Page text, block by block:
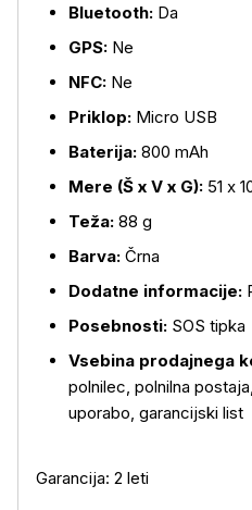
Bluetooth: Da
GPS: Ne
NFC: Ne
Priklop: Micro USB
Baterija: 800 mAh
Mere (Š x V x G): 51 x
Teža: 88 g
Barva: Črna
Dodatne informacije:
Posebnosti: SOS tipka
Vsebina prodajnega
polnilec, polnilna
uporabo, garancijski list
Garancija: 2 leti